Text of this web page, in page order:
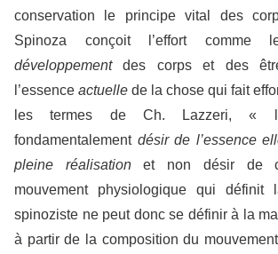
conservation le principe vital des
Spinoza conçoit l’effort comme
développementdes corps et des
l’essence actuelle de la chose qui fait
les termes de Ch. Lazzeri, «
fondamentalement désir de l’essence
pleine réalisationet non désir de
mouvement physiologique qui
spinoziste ne peut donc se définir à la
à partir de la composition du